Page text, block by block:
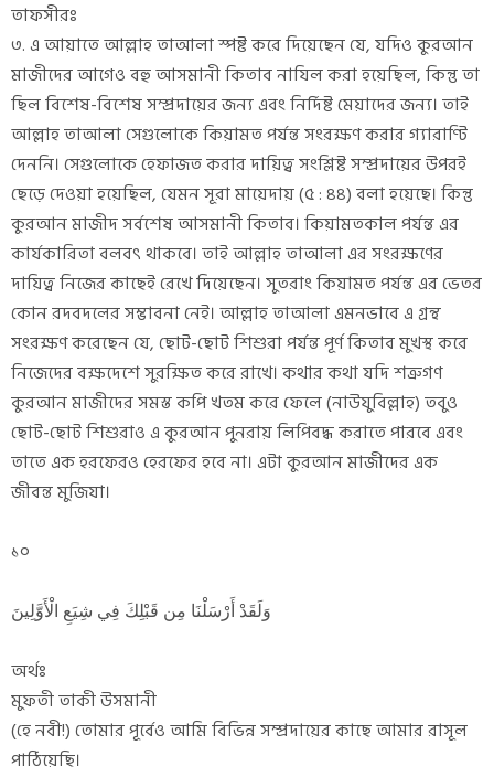
তাফসীরঃ
৩. এ আয়াতে আল্লাহ তাআলা স্পষ্ট করে দিয়েছেন যে, যদিও কুরআন
মাজীদের আগেও বহু আসমানী কিতাব নাযিল করা হয়েছিল, কিন্তু তা
ছিল বিশেষ-বিশেষ সম্প্রদায়ের জন্য এবং নির্দিষ্ট মেয়াদের জন্য। তাই
আল্লাহ তাআলা সেগুলোকে কিয়ামত পর্যন্ত সংরক্ষণ করার গ্যারাণ্টি
দেননি। সেগুলোকে হেফাজত করার দায়িত্ব সংশ্লিষ্ট সম্প্রদায়ের উপরই
ছেড়ে দেওয়া হয়েছিল, যেমন সূরা মায়েদায় (৫ : ৪৪) বলা হয়েছে। কিন্তু
কুরআন মাজীদ সর্বশেষ আসমানী কিতাব। কিয়ামতকাল পর্যন্ত এর
কার্যকারিতা বলবৎ থাকবে। তাই আল্লাহ তাআলা এর সংরক্ষণের
দায়িত্ব নিজের কাছেই রেখে দিয়েছেন। সুতরাং কিয়ামত পর্যন্ত এর ভেতর
কোন রদবদলের সম্ভাবনা নেই। আল্লাহ তাআলা এমনভাবে এ গ্রন্থ
সংরক্ষণ করেছেন যে, ছোট-ছোট শিশুরা পর্যন্ত পূর্ণ কিতাব মুখস্থ করে
নিজেদের বক্ষদেশে সুরক্ষিত করে রাখে। কথার কথা যদি শত্রুগণ
কুরআন মাজীদের সমস্ত কপি খতম করে ফেলে (নাউযুবিল্লাহ) তবুও
ছোট-ছোট শিশুরাও এ কুরআন পুনরায় লিপিবদ্ধ করাতে পারবে এবং
তাতে এক হরফেরও হেরফের হবে না। এটা কুরআন মাজীদের এক
জীবন্ত মুজিযা।
১০
وَلَقَدْ أَرْسَلْنَا مِن قَبْلِكَ فِي شِيَعِ الْأَوَّلِينَ
অর্থঃ
মুফতী তাকী উসমানী
(হে নবী!) তোমার পূর্বেও আমি বিভিন্ন সম্প্রদায়ের কাছে আমার রাসূল
পাঠিয়েছি।